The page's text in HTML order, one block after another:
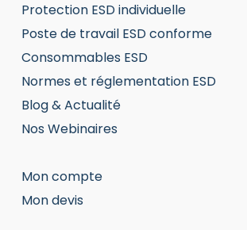
Protection ESD individuelle
Poste de travail ESD conforme
Consommables ESD
Normes et réglementation ESD
Blog & Actualité
Nos Webinaires
Mon compte
Mon devis